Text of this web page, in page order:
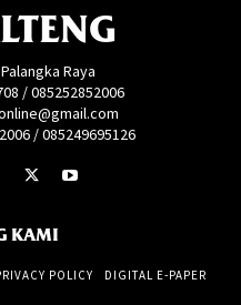
Raya
/ 085252852006
/ 085249695126
KAMI
POLICY DIGITAL E-PAPER